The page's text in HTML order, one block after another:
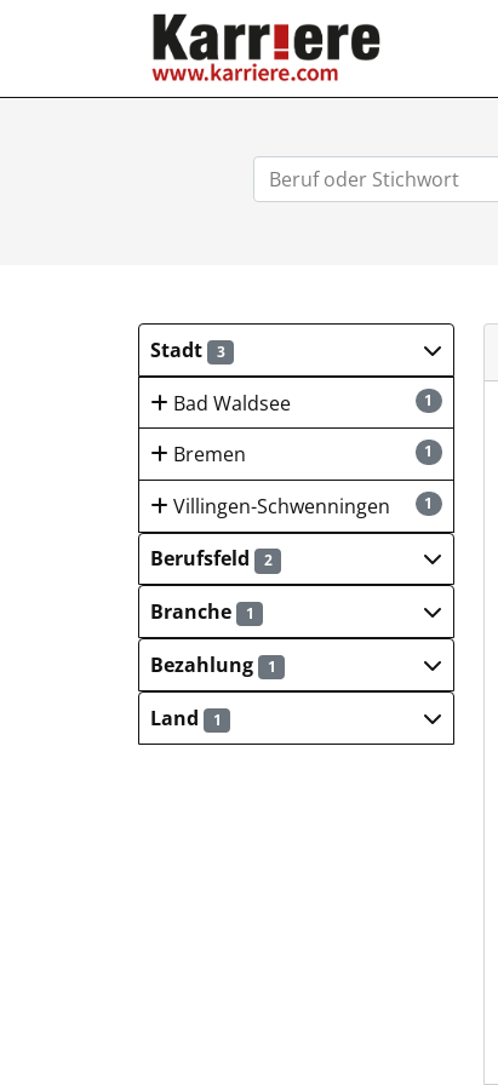
Stadt 3
1
Bad Waldsee
1
Bremen
1
Villingen-Schwenningen
Berufsfeld
2
Branche 1
Bezahlung 1
Land 1